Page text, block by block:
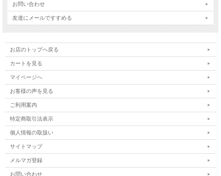
【製品名】モビロンバンド 折径40mm 50g（約580本） 通常タイプ
【メーカー】日清紡テキスタイル株式会社
【外寸法】折径：40mm カット幅：1.8mm 厚み：0.4mm
お問い合わせ
友達にメールですすめる
お店のトップへ戻る
カートを見る
マイページへ
お客様の声を見る
ご利用案内
特定商取引法表示
個人情報の取扱い
サイトマップ
メルマガ登録
お問い合わせ